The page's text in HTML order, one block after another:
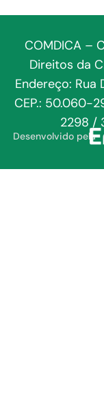
COMDICA –
Direitos da
Endereço: Rua
CEP.: 50.060-
2298 /
Desenvolvido pela